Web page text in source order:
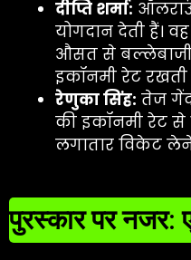
दीप्ति शर्मा:
योगदान देती हैं।
औसत से
इकॉनमी रेट रखती
रेणुका सिंह: तेज
की इकॉनमी रेट से
लगातार विकेट लेने
पुरस्कार पर नजर: